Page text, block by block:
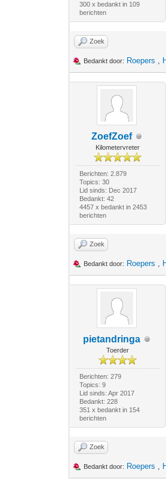
300 x bedankt in 109
berichten
Zoek
Bedankt door: Roepers ,
ZoefZoef
Kilometervreter
Berichten: 2.879
Topics: 30
Lid sinds: Dec 2017
Bedankt: 42
4457 x bedankt in 2453
berichten
Zoek
Bedankt door: Roepers ,
pietandringa
Toerder
Berichten: 279
Topics: 9
Lid sinds: Apr 2017
Bedankt: 228
351 x bedankt in 154
berichten
Zoek
Bedankt door: Roepers ,